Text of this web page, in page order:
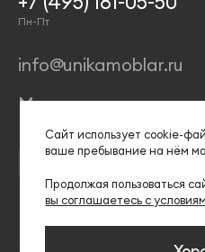
Пн-Пт
info@unikamoblar.ru
Магазины
Сайт использует сооkіе-
ваше пребывание на нём
Продолжая пользоваться
вы соглашаетесь с